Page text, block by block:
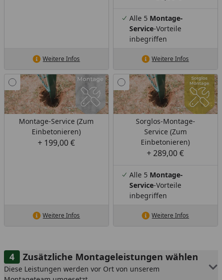
Weitere Infos
Alle 5 Montage-
Service-Vorteile
inbegriffen
Weitere Infos
Montage-Service (Zum
Einbetonieren)
+ 199,00 €
Weitere Infos
Sorglos-Montage-
Service (Zum
Einbetonieren)
+ 289,00 €
Alle 5 Montage-
Service-Vorteile
inbegriffen
Weitere Infos
Zusätzliche Montageleistungen wählen
Diese Leistungen werden vor Ort von unserem